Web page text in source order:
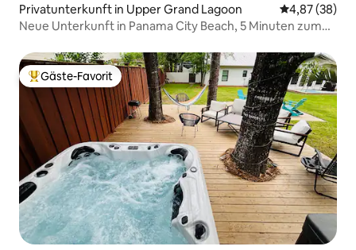
Privatunterkunft in Upper Grand Lagoon
4,87 (38)
Neue Unterkunft in Panama City Beach, 5 Minuten zum
Beliebter Gäste-Favorit.
Gäste-Favorit